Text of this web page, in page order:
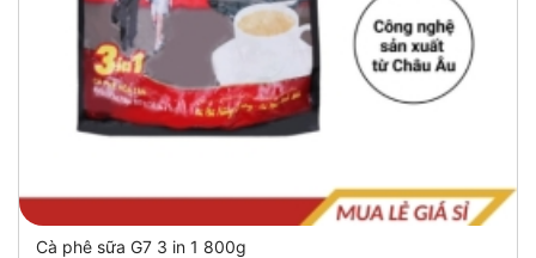
Cà phê sữa G7 3 in 1 800g